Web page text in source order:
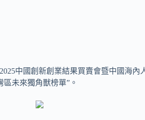
中國創新創業結果買賣會暨中國海
未來獨角獸榜單”。